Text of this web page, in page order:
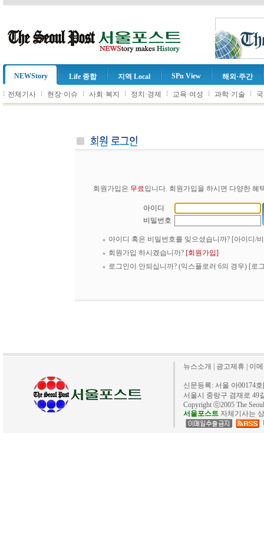
NEWStory Life 종합 지역 Local SPn View 해외·주간
l 전체기사 l 현장·이슈 l 사회·복지 l 정치·경제 l 교육·여성 l 과학·기술 l
회원가입은 무료입니다. 회원가입을 하시면 다양한 혜
아이디
비밀번호
아이디 혹은 비밀번호를 잊으셨습니까? [아이디/
회원가입 하시겠습니까? [회원가입]
로그인이 안되십니까? (익스플로러 6의 경우) [로
뉴스소개 광고제휴 이
신문등록: 서울 아00174
서울시 중랑구 겸재로 49
Copyright ⓒ2005 The
서울포스트 자체기사는